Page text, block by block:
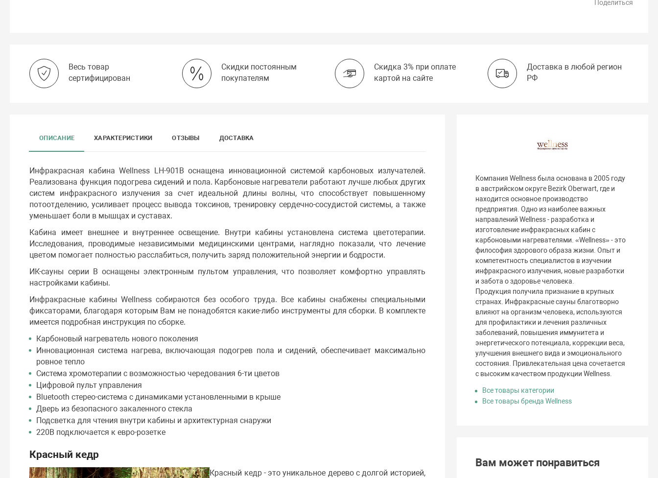
Поделиться
Весь товар
сертифицирован
Скидки постоянным
покупателям
Скидка 3% при оплате
картой на сайте
Доставка в любой регион
РФ
ОПИСАНИЕ ХАРАКТЕРИСТИКИ ОТЗЫВЫ ДОСТАВКА
Инфракрасная кабина Wellness LH-901B оснащена инновационной системой карбоновых излучателей.
Реализована функция подогрева сидений и пола. Карбоновые нагреватели работают лучше любых других
систем инфракрасного излучения за счет идеальной длины волны, что способствует повышенному
потоотделению, усиливает процесс вывода токсинов, тренировку сердечно-сосудистой системы, а также
уменьшает боли в мышцах и суставах.
Кабина имеет внешнее и внутреннее освещение. Внутри кабины установлена система цветотерапии.
Исследования, проводимые независимыми медицинскими центрами, наглядно показали, что лечение
цветом помогает полностью расслабиться, получить заряд положительной энергии и бодрости.
ИК-сауны серии B оснащены электронным пультом управления, что позволяет комфортно управлять
настройками кабины.
Инфракрасные кабины Wellness собираются без особого труда. Все кабины снабжены специальными
фиксаторами, благодаря которым Вам не понадобятся какие-либо инструменты для сборки. В комплекте
имеется подробная инструкция по сборке.
Карбоновый нагреватель нового поколения
Инновационная система нагрева, включающая подогрев пола и сидений, обеспечивает максимально
ровное тепло
Система хромотерапии с возможностью чередования 6-ти цветов
Цифровой пульт управления
Bluetooth стерео-система с динамиками установленными в крыше
Дверь из безопасного закаленного стекла
Подсветка для чтения внутри кабины и архитектурная снаружи
220В подключается к евро-розетке
Красный кедр
Красный кедр - это уникальное дерево с долгой историей,
Компания Wellness была основана в 2005 году
в австрийском округе Bezirk Oberwart, где и
находится основное производство
предприятия. Одно из наиболее важных
направлений Wellness - разработка и
изготовление инфракрасных кабин с
карбоновыми нагревателями. «Wellness» - это
философия здорового образа жизни. Опыт и
компетентность специалистов в изучении
инфракрасного излучения, новые разработки
и забота о здоровье человека.
Продукция получила признание в крупных
странах. Инфракрасные сауны благотворно
влияют на организм человека, используются
для профилактики и лечения различных
заболеваний, повышения иммунитета и
энергетического потенциала, коррекции веса,
улучшения внешнего вида и эмоционального
состояния. Привлекательная цена сочетается
с высоким качеством продукции Wellness.
Все товары категории
Все товары бренда Wellness
Вам может понравиться